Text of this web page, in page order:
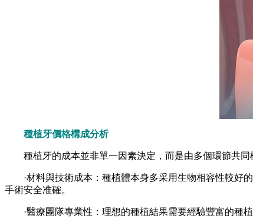
種植牙價格構成分析
種植牙的成本並非單一因素決定，而是由多個環節共同
·材料與技術成本：種植體本身多采用生物相容性較好的
手術安全准確。
·醫療團隊專業性：理想的種植結果需要經驗豐富的種植